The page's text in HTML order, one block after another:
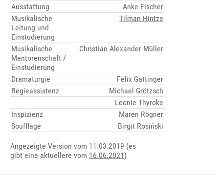
Ausstattung
Anke Fischer
Musikalische
Leitung und
Einstudierung
Tilman Hintze
Musikalische
Mentorenschaft /
Einstudierung
Christian Alexander Müller
Dramaturgie
Felix Gattinger
Regieassistenz
Michael Grötzsch
Leonie Thyroke
Inspizienz
Maren Rögner
Soufflage
Birgit Rosiński
Angezeigte Version vom 11.03.2019 (es
gibt eine aktuellere vom 16.06.2021)